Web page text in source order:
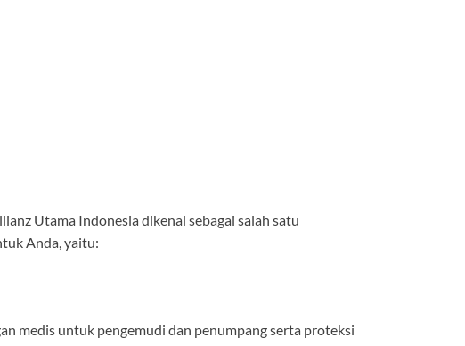
Utama Indonesia dikenal sebagai salah satu
Anda, yaitu:
medis untuk pengemudi dan penumpang serta proteksi